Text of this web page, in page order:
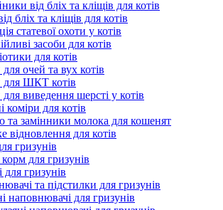
від бліх та кліщів для котів
бліх та кліщів для котів
статевої охоти у котів
засоби для котів
для котів
очей та вух котів
для ШКТ котів
виведення шерсті у котів
коміри для котів
та замінники молока для кошенят
відновлення для котів
гризунів
для гризунів
для гризунів
та підстилки для гризунів
наповнювачі для гризунів